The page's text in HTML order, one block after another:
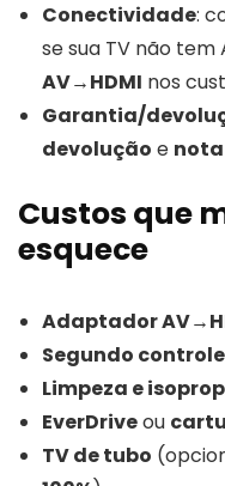
Conectividade:
se sua TV não tem
AV→HDMI nos
Garantia/
devolução e
Custos que
esquece
Adaptador
Segundo controle
Limpeza e
EverDriveou
TV de tubo